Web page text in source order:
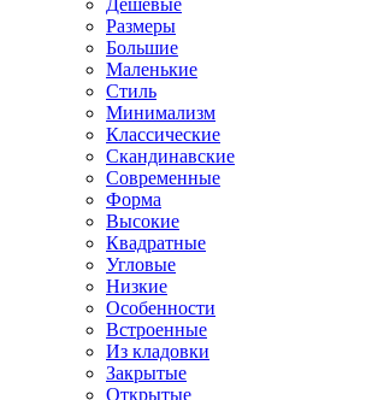
Дешевые
Размеры
Большие
Маленькие
Стиль
Минимализм
Классические
Скандинавские
Современные
Форма
Высокие
Квадратные
Угловые
Низкие
Особенности
Встроенные
Из кладовки
Закрытые
Открытые